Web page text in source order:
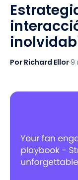
Por Richard Ellor·9